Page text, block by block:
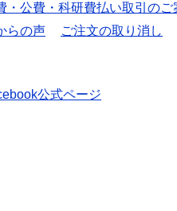
・公費・科研費払い取引のご
らの声 ご注文の取り消し
公式ページ